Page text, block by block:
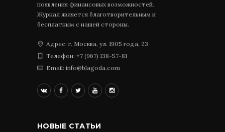
появления финансовых возможностей.
Журнал является благотворительным и
бесплатным с нашей стороны.
Адрес: г. Москва, ул. 1905 года, 23
Телефон: +7 (967) 138-57-81
Email: info@blagoda.com
НОВЫЕ СТАТЬИ